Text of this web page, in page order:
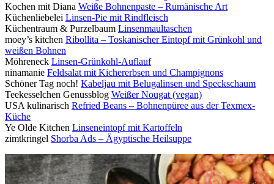
Kochen mit Diana Weiße Bohnenpaste – Rumänische Art
Küchenliebelei Linsen-Pie mit Rindfleisch
Küchentraum & Purzelbaum Linsenmaultaschen
moey’s kitchen Ribollita – Toskanischer Eintopf mit Grünkohl und
weißen Bohnen
Möhreneck Linsen-Grünkohl-Auflauf
ninamanie Feldsalat mit Kichererbsen und Champignons
Schöner Tag noch! Kabeljau mit Belugalinsen und Speckschaum
Teekesselchen Genussblog Weißer Nougat (vegan)
USA kulinarisch Refried Beans – Bohnenpüree aus der Texmex-
Küche
Ye Olde Kitchen Linseneintopf mit Kartoffeln
zimtkringel Shorba Ads – Ägyptische Heilsuppe